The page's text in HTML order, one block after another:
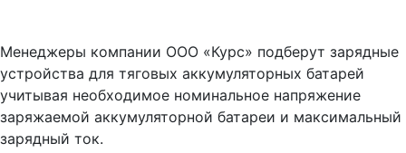
Менеджеры компании ООО «Курс» подберут зарядные
устройства для тяговых аккумуляторных батарей
учитывая необходимое номинальное напряжение
заряжаемой аккумуляторной батареи и максимальный
зарядный ток.